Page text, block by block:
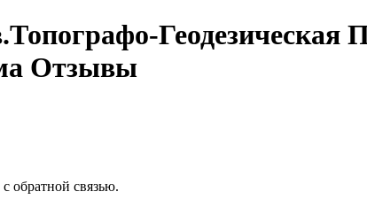
Геодезическая
Отзывы
обратной связью.